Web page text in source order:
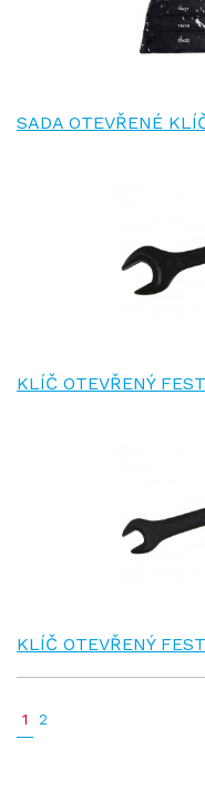
SADA OTEVŘENÉ
KLÍČ OTEVŘENÝ
KLÍČ OTEVŘENÝ
1 2